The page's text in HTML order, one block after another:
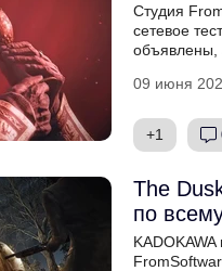
Студия
сетевое
объявлены,
09 июня
+1
The
по